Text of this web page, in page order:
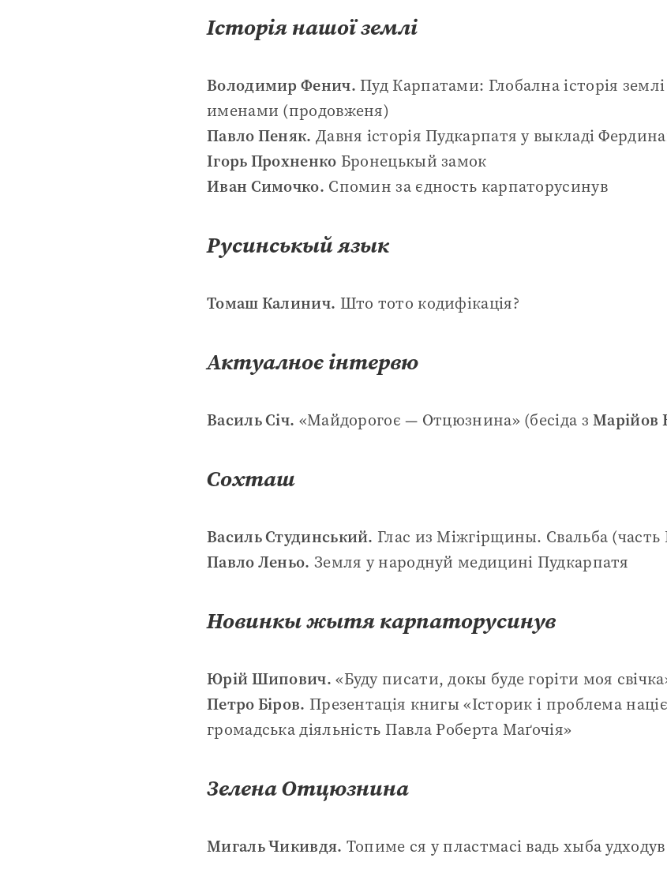
Історія нашої землі
Володимир Фенич. Пуд Карпатами: Глобална історія
именами (продовженя)
Павло Пеняк. Давня історія Пудкарпатя у выкладі
Ігорь Прохненко Бронецькый замок
Иван Симочко. Спомин за єдность карпаторусинув
Русинськый язык
Томаш Калинич. Што тото кодифікація?
Актуалноє інтервю
Василь Січ. «Майдорогоє — Отцюзнина» (бесіда зМарійов
Сохташ
Василь Студинський. Глас из Міжгірщины. Свальба (часть
Павло Леньо. Земля у народнуй медицині Пудкарпатя
Новинкы жытя карпаторусинув
Юрій Шипович. «Буду писати, докы буде горіти моя
Петро Біров. Презентація книгы «Історик і проблема
громадська діяльність Павла Роберта Маґочія»
Зелена Отцюзнина
Мигаль Чикивдя. Топиме ся у пластмасі вадь хыба